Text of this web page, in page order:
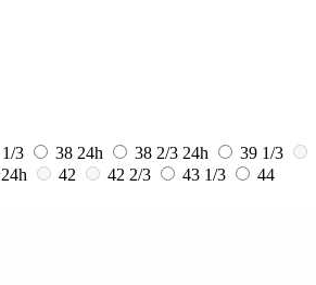
3 38 24h 38 2/3 24h
39 1/3
24h 42 42 2/3 43 1/3
44